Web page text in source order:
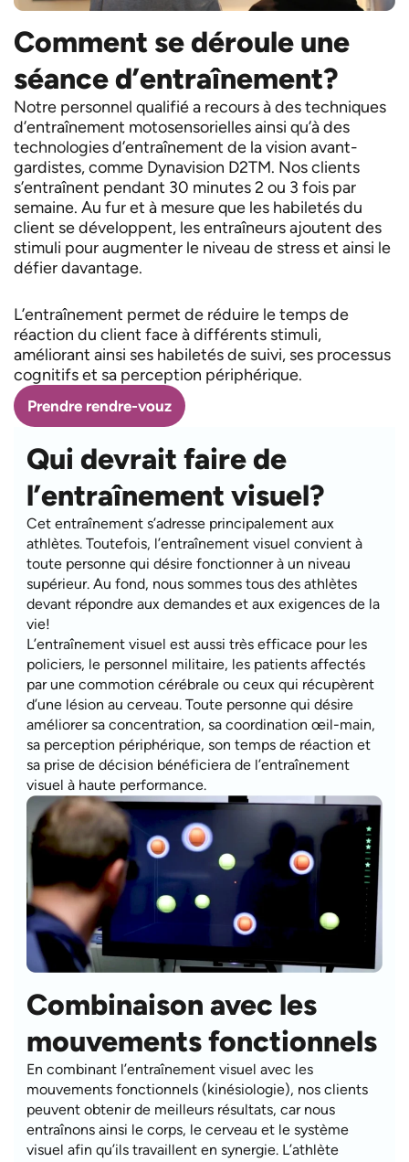
Comment se déroule une
séance d’entraînement?
Notre personnel qualifié a recours à des techniques
d’entraînement motosensorielles ainsi qu’à des
technologies d’entraînement de la vision avant-
gardistes, comme Dynavision D2TM. Nos clients
s’entraînent pendant 30 minutes 2 ou 3 fois par
semaine. Au fur et à mesure que les habiletés du
client se développent, les entraîneurs ajoutent des
stimuli pour augmenter le niveau de stress et ainsi le
défier davantage.
L’entraînement permet de réduire le temps de
réaction du client face à différents stimuli,
améliorant ainsi ses habiletés de suivi, ses processus
cognitifs et sa perception périphérique.
Prendre rendre-vouz
Qui devrait faire de
l’entraînement visuel?
Cet entraînement s’adresse principalement aux
athlètes. Toutefois, l’entraînement visuel convient à
toute personne qui désire fonctionner à un niveau
supérieur. Au fond, nous sommes tous des athlètes
devant répondre aux demandes et aux exigences de la
vie!
L’entraînement visuel est aussi très efficace pour les
policiers, le personnel militaire, les patients affectés
par une commotion cérébrale ou ceux qui récupèrent
d’une lésion au cerveau. Toute personne qui désire
améliorer sa concentration, sa coordination œil-main,
sa perception périphérique, son temps de réaction et
sa prise de décision bénéficiera de l’entraînement
visuel à haute performance.
Combinaison avec les
mouvements fonctionnels
En combinant l’entraînement visuel avec les
mouvements fonctionnels (kinésiologie), nos clients
peuvent obtenir de meilleurs résultats, car nous
entraînons ainsi le corps, le cerveau et le système
visuel afin qu’ils travaillent en synergie. L’athlète